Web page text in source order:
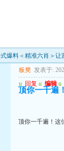
爆料＜精准六肖＞让
板凳 发表于:
u 回复 u 编辑 u
顶你一千遍
顶你一千遍！这